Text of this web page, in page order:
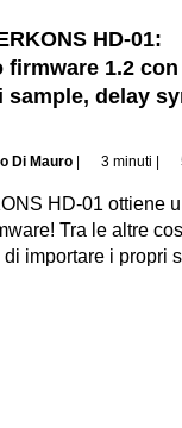
HD-01:
firmware 1.2 con
sample, delay
Di Mauro | 3 minuti |
HD-01 ottiene
Tra le altre
importare i propri